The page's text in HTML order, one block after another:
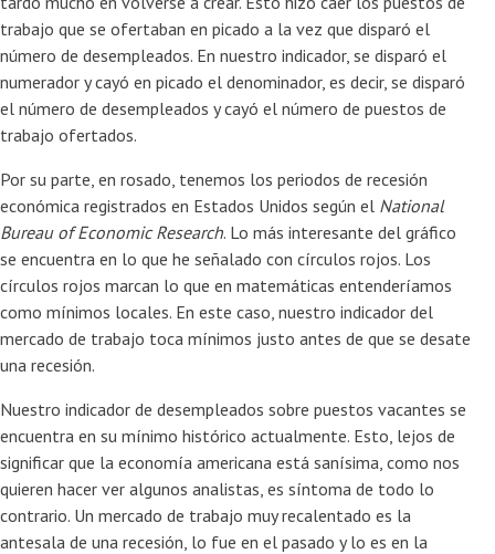
trabajo que se ofertaban en picado a la vez que disparó el
número de desempleados. En nuestro indicador, se disparó el
numerador y cayó en picado el denominador, es decir, se disparó
el número de desempleados y cayó el número de puestos de
trabajo ofertados.
Por su parte, en rosado, tenemos los periodos de recesión
económica registrados en Estados Unidos según el National
Bureau of Economic Research. Lo más interesante del gráfico
se encuentra en lo que he señalado con círculos rojos. Los
círculos rojos marcan lo que en matemáticas entenderíamos
como mínimos locales. En este caso, nuestro indicador del
mercado de trabajo toca mínimos justo antes de que se desate
una recesión.
Nuestro indicador de desempleados sobre puestos vacantes se
encuentra en su mínimo histórico actualmente. Esto, lejos de
significar que la economía americana está sanísima, como nos
quieren hacer ver algunos analistas, es síntoma de todo lo
contrario. Un mercado de trabajo muy recalentado es la
antesala de una recesión, lo fue en el pasado y lo es en la